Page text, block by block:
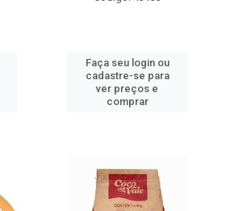
Faça seu login ou
cadastre-se para
ver preços e
comprar